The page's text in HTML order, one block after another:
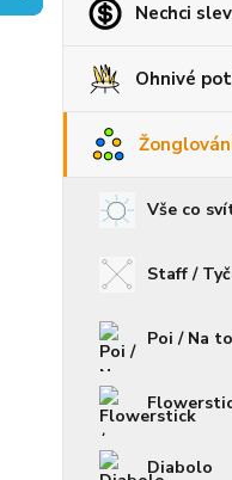
Nechci
Ohnivé
Vše co
Staff /
Poi / Na
Diabolo